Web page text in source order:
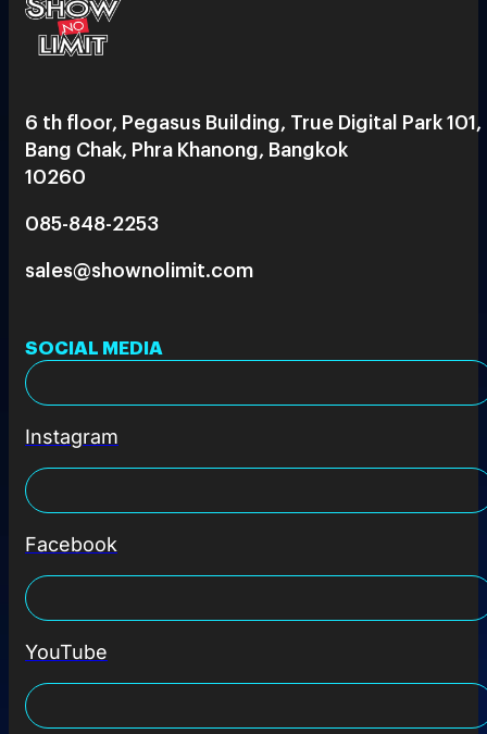
6 th floor, Pegasus Building, True Digital Park 101,
Bang Chak, Phra Khanong, Bangkok
10260
085-848-2253
sales@shownolimit.com
SOCIAL MEDIA
Instagram
Facebook
YouTube